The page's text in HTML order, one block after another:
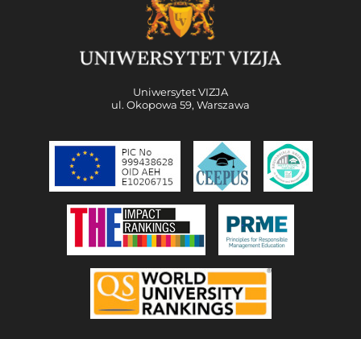
Uniwersytet VIZJA
ul. Okopowa 59, Warszawa